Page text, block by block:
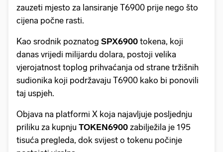
zauzeti mjesto za lansiranje T6900 prije nego što
cijena počne rasti.
Kao srodnik poznatog SPX6900 tokena, koji
danas vrijedi milijardu dolara, postoji velika
vjerojatnost toplog prihvaćanja od strane tržišnih
sudionika koji podržavaju T6900 kako bi ponovili
taj uspjeh.
Objava na platformi X koja najavljuje posljednju
priliku za kupnju TOKEN6900 zabilježila je 195
tisuća pregleda, dok svijest o tokenu počinje